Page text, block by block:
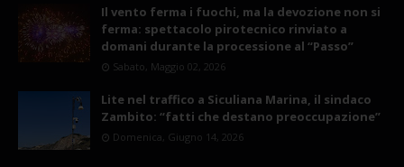
Il vento ferma i fuochi, ma la devozione non si
ferma: spettacolo pirotecnico rinviato a
domani durante la processione al “Passo”
Sabato, Maggio 02, 2026
Lite nel traffico a Siculiana Marina, il sindaco
Zambito: “fatti che destano preoccupazione”
Domenica, Giugno 14, 2026